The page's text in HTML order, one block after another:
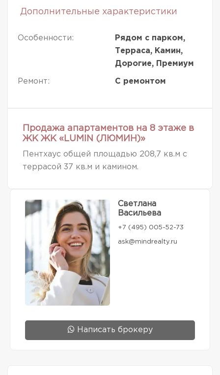
Дополнительные характеристики
Особенности:
Рядом с парком,
Терраса, Камин,
Дорогие, Премиум
Ремонт: С ремонтом
Продажа апартаментов на 8 этаже в
ЖК ЖК «LUMIN (ЛЮМИН)»
Пентхаус общей площадью 208,7 кв.м с
террасой 37 кв.м и камином.
Светлана
Васильева
+7 (495) 005-52-73
ask@mindrealty.ru
Написать брокеру